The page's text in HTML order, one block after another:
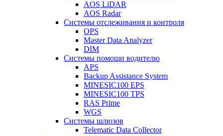
AOS LiDAR
AOS Radar
Системы отслеживания и контроля
OPS
Master Data Analyzer
DIM
Системы помощи водителю
APS
Backup Assistance System
MINESIC100 EPS
MINESIC100 TPS
RAS Prime
WGS
Системы шлюзов
Telematic Data Collector